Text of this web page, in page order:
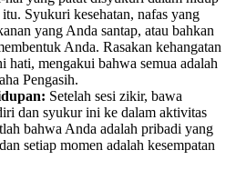
Syukuri kesehatan, nafas yang
yang Anda santap, atau bahkan
Anda. Rasakan kehangatan
hati, mengakui bahwa semua adalah
Pengasih.
Setelah sesi zikir, bawa
dan syukur ini ke dalam aktivitas
bahwa Anda adalah pribadi yang
setiap momen adalah kesempatan